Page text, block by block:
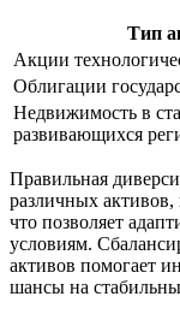
Тип
Акции
Облигации
Недвижимость в
развивающихся
Правильная
различных активов,
что позволяет
условиям.
активов помогает
шансы на